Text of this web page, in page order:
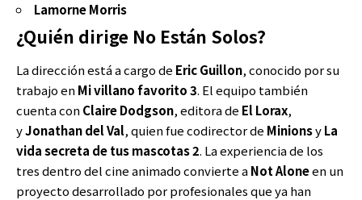
Lamorne Morris
¿Quién dirige No Están Solos?
La dirección está a cargo de Eric Guillon, conocido por su
trabajo enMi villano favorito 3. El equipo también
cuenta conClaire Dodgson, editora de El Lorax,
yJonathan del Val, quien fue codirector de MinionsyLa
vida secreta de tus mascotas 2. La experiencia de los
tres dentro del cine animado convierte aNot Aloneen un
proyecto desarrollado por profesionales que ya han